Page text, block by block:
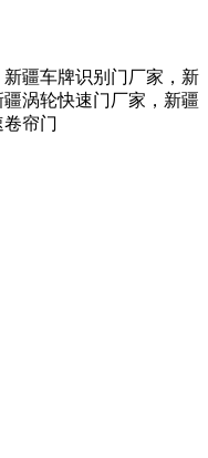
疆车牌识别门厂家，新
疆涡轮快速门厂家 ，新疆
帘门